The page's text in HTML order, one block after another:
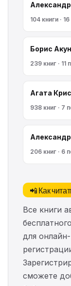
104 книги ·
Борис
239 книг · 11
Агата
938 книг · 7
206 книг · 6
📲 Как
Все книги
для
сможете